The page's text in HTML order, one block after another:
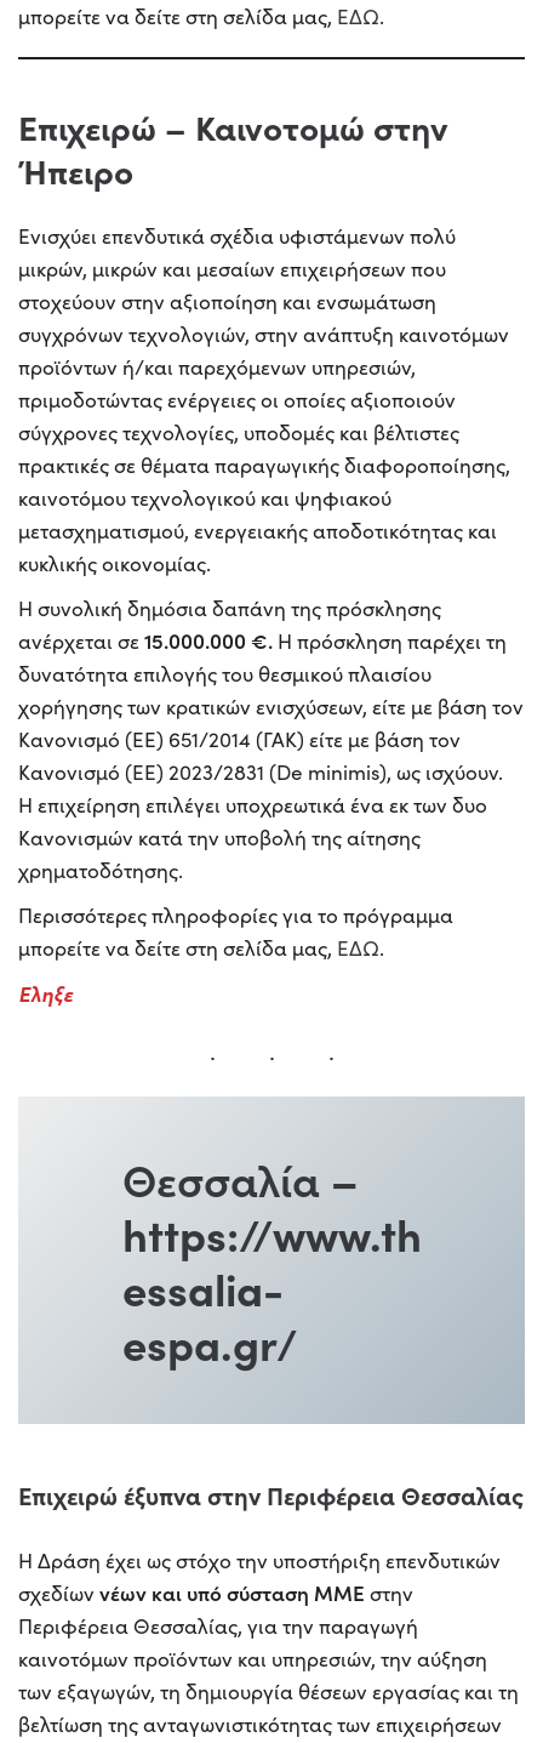
μπορείτε να δείτε στη σελίδα μας, ΕΔΩ.
Επιχειρώ – Καινοτομώ στην
Ήπειρο
Ενισχύει επενδυτικά σχέδια υφιστάμενων πολύ
μικρών, μικρών και μεσαίων επιχειρήσεων που
στοχεύουν στην αξιοποίηση και ενσωμάτωση
συγχρόνων τεχνολογιών, στην ανάπτυξη καινοτόμων
προϊόντων ή/και παρεχόμενων υπηρεσιών,
πριμοδοτώντας ενέργειες οι οποίες αξιοποιούν
σύγχρονες τεχνολογίες, υποδομές και βέλτιστες
πρακτικές σε θέματα παραγωγικής διαφοροποίησης,
καινοτόμου τεχνολογικού και ψηφιακού
μετασχηματισμού, ενεργειακής αποδοτικότητας και
κυκλικής οικονομίας.
Η συνολική δημόσια δαπάνη της πρόσκλησης
ανέρχεται σε 15.000.000 €. Η πρόσκληση παρέχει τη
δυνατότητα επιλογής του θεσμικού πλαισίου
χορήγησης των κρατικών ενισχύσεων, είτε με βάση τον
Κανονισμό (ΕΕ) 651/2014 (ΓΑΚ) είτε με βάση τον
Κανονισμό (ΕΕ) 2023/2831 (De minimis), ως ισχύουν.
Η επιχείρηση επιλέγει υποχρεωτικά ένα εκ των δυο
Κανονισμών κατά την υποβολή της αίτησης
χρηματοδότησης.
Περισσότερες πληροφορίες για το πρόγραμμα
μπορείτε να δείτε στη σελίδα μας, ΕΔΩ.
Εληξε
Θεσσαλία –
https://www.th
essalia-
espa.gr/
Επιχειρώ έξυπνα στην Περιφέρεια Θεσσαλίας
Η Δράση έχει ως στόχο την υποστήριξη επενδυτικών
σχεδίων νέων και υπό σύσταση ΜΜΕ στην
Περιφέρεια Θεσσαλίας, για την παραγωγή
καινοτόμων προϊόντων και υπηρεσιών, την αύξηση
των εξαγωγών, τη δημιουργία θέσεων εργασίας και τη
βελτίωση της ανταγωνιστικότητας των επιχειρήσεων